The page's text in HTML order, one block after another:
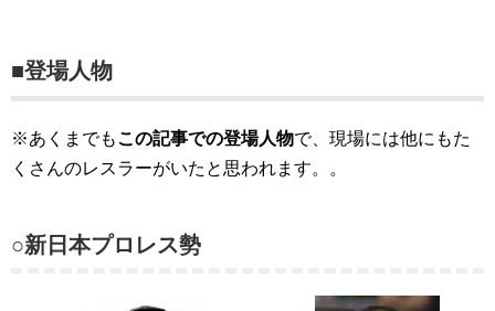
■登場人物
※あくまでもこの記事での登場人物で、現場には他にもた
くさんのレスラーがいたと思われます。。
○新日本プロレス勢